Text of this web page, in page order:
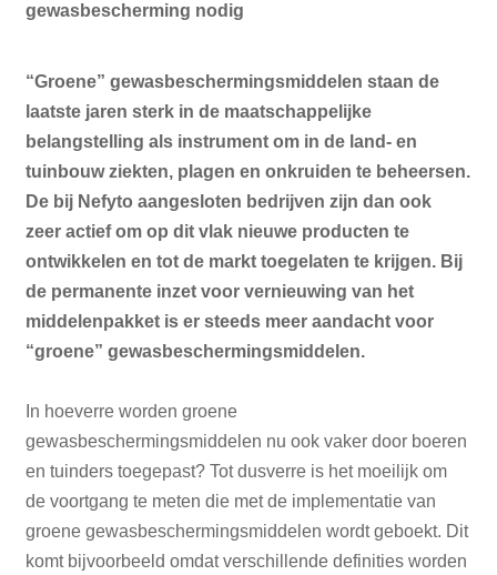
gewasbescherming nodig
“Groene” gewasbeschermingsmiddelen staan de
laatste jaren sterk in de maatschappelijke
belangstelling als instrument om in de land- en
tuinbouw ziekten, plagen en onkruiden te beheersen.
De bij Nefyto aangesloten bedrijven zijn dan ook
zeer actief om op dit vlak nieuwe producten te
ontwikkelen en tot de markt toegelaten te krijgen. Bij
de permanente inzet voor vernieuwing van het
middelenpakket is er steeds meer aandacht voor
“groene” gewasbeschermingsmiddelen.
In hoeverre worden groene
gewasbeschermingsmiddelen nu ook vaker door boeren
en tuinders toegepast? Tot dusverre is het moeilijk om
de voortgang te meten die met de implementatie van
groene gewasbeschermingsmiddelen wordt geboekt. Dit
komt bijvoorbeeld omdat verschillende definities worden